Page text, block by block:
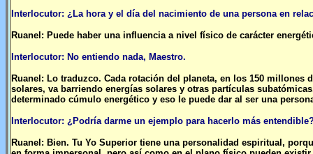
Interlocutor: ¿La hora y el día del nacimiento de una persona en
Ruanel: Puede haber una influencia a nivel físico de carácter
Interlocutor: No entiendo nada, Maestro.
Ruanel: Lo traduzco. Cada rotación del planeta, en los 150
solares, va barriendo energías solares y otras partículas
determinado cúmulo energético y eso le puede dar al ser una
Interlocutor: ¿Podría darme un ejemplo para hacerlo más
Ruanel: Bien. Tu Yo Superior tiene una personalidad espiritual,